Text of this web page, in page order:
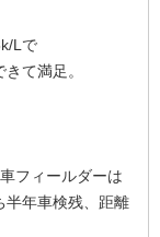
Lで
て満足。
フィールダーは
半年車検残、距離